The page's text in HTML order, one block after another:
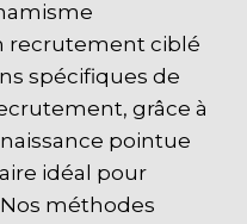
recrutement ciblé
spécifiques de
grâce à
pointue
idéal pour
méthodes